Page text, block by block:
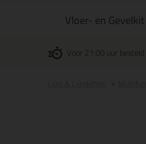
Vloer- en Gevelkit
Voor 21:00 uur besteld